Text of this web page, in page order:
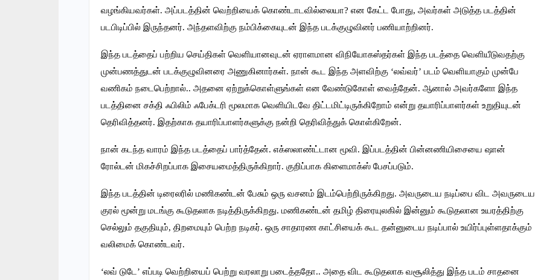
வழங்கியவர்கள். அப்படத்தின் வெற்றியைக் கொண்டாடவில்லையா? என கேட்ட போது, அவர்கள் அடுத்த படத்தின்
படபிடிப்பில் இருந்தனர். அந்தளவிற்கு நம்பிக்கையுடன் இந்த படக்குழுவினர் பணியாற்றினர்.
இந்த படத்தைப் பற்றிய செய்திகள் வெளியானவுடன் ஏராளமான விநியோகஸ்தர்கள் இந்த படத்தை வெளியீடுவதற்கு
முன்பணத்துடன் படக்குழுவினரை அணுகினார்கள். நான் கூட இந்த அளவிற்கு ‘லவ்வர்’ படம் வெளியாகும் முன்பே
வணிகம் நடைபெற்றால்.. அதனை ஏற்றுக்கொள்ளுங்கள் என வேண்டுகோள் வைத்தேன். ஆனால் அவர்களோ இந்த
படத்தினை சக்தி ஃபிலிம் ஃபேக்டரி மூலமாக வெளியிடவே திட்டமிட்டிருக்கிறோம் என்று தயாரிப்பாளர்கள் உறுதியுடன்
தெரிவித்தனர். இதற்காக தயாரிப்பாளர்களுக்கு நன்றி தெரிவித்துக் கொள்கிறேன்.
நான் கடந்த வாரம் இந்த படத்தைப் பார்த்தேன். எக்ஸலாண்ட்டான மூவி. இப்படத்தின் பின்னணியிசையை ஷான்
ரோல்டன் மிகச்சிறப்பாக இசையமைத்திருக்கிறார். குறிப்பாக கிளைமாக்ஸ் பேசப்படும்.
இந்த படத்தின் டிரைலரில் மணிகண்டன் பேசும் ஒரு வசனம் இடம்பெற்றிருக்கிறது. அவருடைய நடிப்பை விட அவருடைய
குரல் மூன்று மடங்கு கூடுதலாக நடித்திருக்கிறது. மணிகண்டன் தமிழ் திரையுலகில் இன்னும் கூடுதலான உயரத்திற்கு
செல்லும் தகுதியும், திறமையும் பெற்ற நடிகர். ஒரு சாதாரண காட்சியைக் கூட தன்னுடைய நடிப்பால் உயிர்ப்புள்ளதாக்கும்
வலிமைக் கொண்டவர்.
‘லவ் டுடே’ எப்படி வெற்றியைப் பெற்று வரலாறு படைத்ததோ.. அதை விட கூடுதலாக வசூலித்து இந்த படம் சாதனை